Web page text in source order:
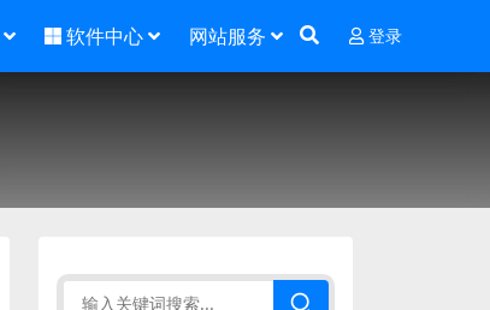
软件中心 网站服务 登录